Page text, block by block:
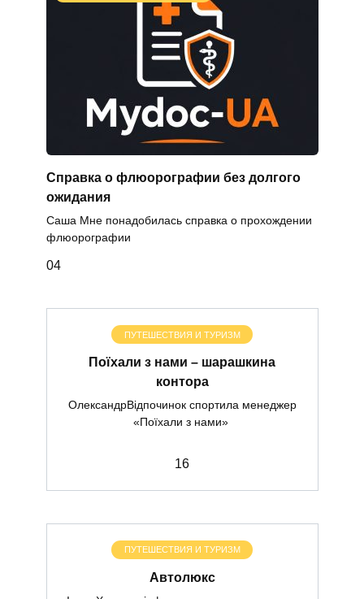
Справка о флюорографии без долгого
ожидания
Саша Мне понадобилась справка о прохождении
флюорографии
04
ПУТЕШЕСТВИЯ И ТУРИЗМ
Поїхали з нами – шарашкина
контора
ОлександрВідпочинок спортила менеджер
«Поїхали з нами»
16
ПУТЕШЕСТВИЯ И ТУРИЗМ
Автолюкс